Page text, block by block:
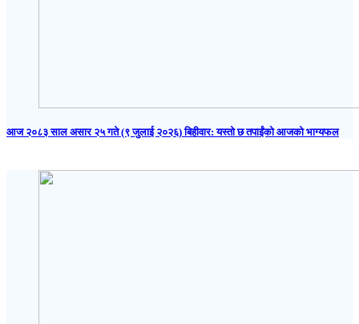
आज २०८३ साल असार २५ गते (९ जुलाई २०२६) बिहीवार: यस्तो छ तपाईंको आजको भाग्यफल